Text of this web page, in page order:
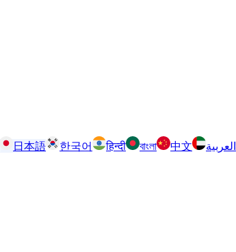
日本語 한국어 हिन्दी বাংলা 中文 العربية